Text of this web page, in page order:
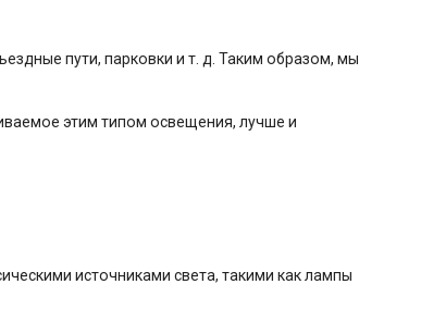
пути, парковки и т. д. Таким образом, мы
этим типом освещения, лучше и
источниками света, такими как лампы